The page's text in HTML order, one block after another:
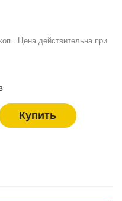
Цена действительна при
Купить